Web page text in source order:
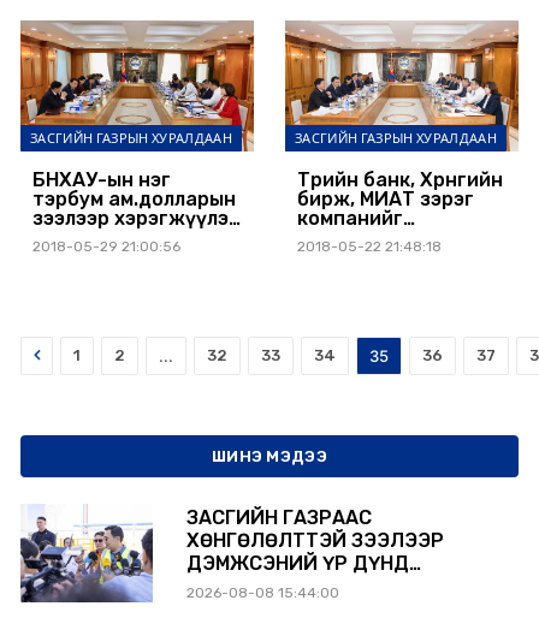
ЗАСГИЙН ГАЗРЫН ХУРАЛДААН
БНХАУ-ын нэг
тэрбум ам.долларын
зээлээр хэрэгжүүлэх
төслийн жагсаалтыг
баталлаа
2018-05-29 21:00:56
ЗАСГИЙН ГАЗРЫН ХУРАЛДААН
Төрийн банк, Хөрөнгийн
бирж, МИАТ зэрэг
компанийг
хувьчилна
2018-05-22 21:48:18
Prev 1 2 ... 32 33 34 35 36 37
ШИНЭ МЭДЭЭ
ЗАСГИЙН ГАЗРААС
ХӨНГӨЛӨЛТТЭЙ ЗЭЭЛЭЭР
ДЭМЖСЭНИЙ ҮР ДҮНД
ШАТАХУУН ХАДГАЛАХ САВНУУД
2026-08-08 15:44:00